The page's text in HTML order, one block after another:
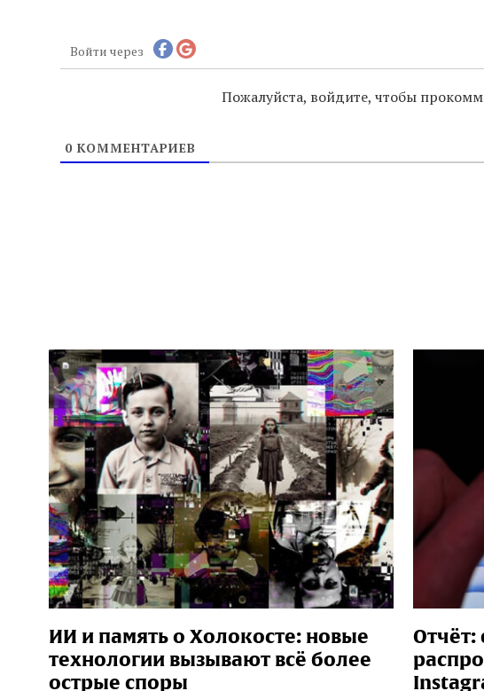
Войти через
Пожалуйста, войдите, чтобы
0КОММЕНТАРИЕВ
ИИ и память о Холокосте: новые
технологии вызывают всё более
острые споры